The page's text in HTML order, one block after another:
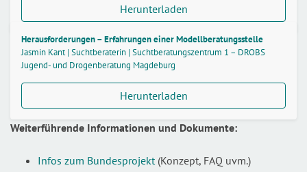
Herunterladen
Herausforderungen – Erfahrungen einer Modellberatungsstelle
Jasmin Kant | Suchtberaterin | Suchtberatungszentrum 1 – DROBS
Jugend- und Drogenberatung Magdeburg
Herunterladen
Weiterführende Informationen und Dokumente:
Infos zum Bundesprojekt(Konzept, FAQ uvm.)